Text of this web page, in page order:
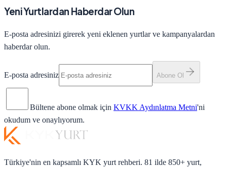
Yeni Yurtlardan Haberdar Olun
E-posta adresinizi girerek yeni eklenen yurtlar ve kampanyalardan
haberdar olun.
E-posta adresiniz Abone Ol
Bültene abone olmak için KVKK Aydınlatma Metni'ni
okudum ve onaylıyorum.
Türkiye'nin en kapsamlı KYK yurt rehberi. 81 ilde 850+ yurt,